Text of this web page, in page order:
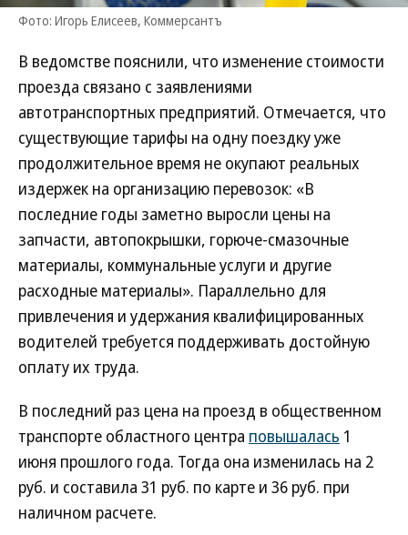
Фото: Игорь Елисеев, Коммерсантъ
В ведомстве пояснили, что изменение стоимости
проезда связано с заявлениями
автотранспортных предприятий. Отмечается, что
существующие тарифы на одну поездку уже
продолжительное время не окупают реальных
издержек на организацию перевозок: «В
последние годы заметно выросли цены на
запчасти, автопокрышки, горюче-смазочные
материалы, коммунальные услуги и другие
расходные материалы». Параллельно для
привлечения и удержания квалифицированных
водителей требуется поддерживать достойную
оплату их труда.
В последний раз цена на проезд в общественном
транспорте областного центра повышалась 1
июня прошлого года. Тогда она изменилась на 2
руб. и составила 31 руб. по карте и 36 руб. при
наличном расчете.